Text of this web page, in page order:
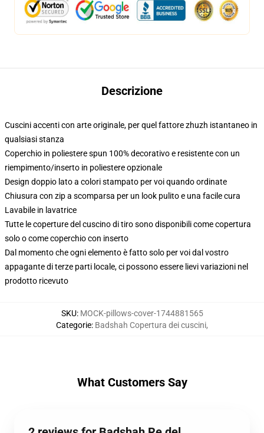
Descrizione
Cuscini accenti con arte originale, per quel fattore zhuzh istantaneo in
qualsiasi stanza
Coperchio in poliestere spun 100% decorativo e resistente con un
riempimento/inserto in poliestere opzionale
Design doppio lato a colori stampato per voi quando ordinate
Chiusura con zip a scomparsa per un look pulito e una facile cura
Lavabile in lavatrice
Tutte le coperture del cuscino di tiro sono disponibili come copertura
solo o come coperchio con inserto
Dal momento che ogni elemento è fatto solo per voi dal vostro
appagante di terze parti locale, ci possono essere lievi variazioni nel
prodotto ricevuto
SKU: MOCK-pillows-cover-1744881565
Categorie: Badshah Copertura dei cuscini,
What Customers Say